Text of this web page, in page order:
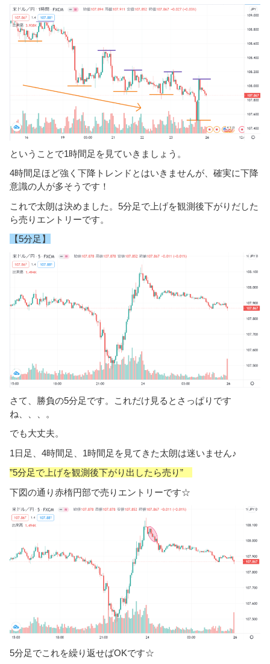
ということで1時間足を見ていきましょう。
4時間足ほど強く下降トレンドとはいきませんが、確実に下降
意識の人が多そうです！
これで太朗は決めました。5分足で上げを観測後下がりだした
ら売りエントリーです。
【5分足】
さて、勝負の5分足です。これだけ見るとさっぱりです
ね、、、。
でも大丈夫。
1日足、4時間足、1時間足を見てきた太朗は迷いません♪
”5分足で上げを観測後下がり出したら売り”
下図の通り赤楕円部で売りエントリーです☆
5分足でこれを繰り返せばOKです☆